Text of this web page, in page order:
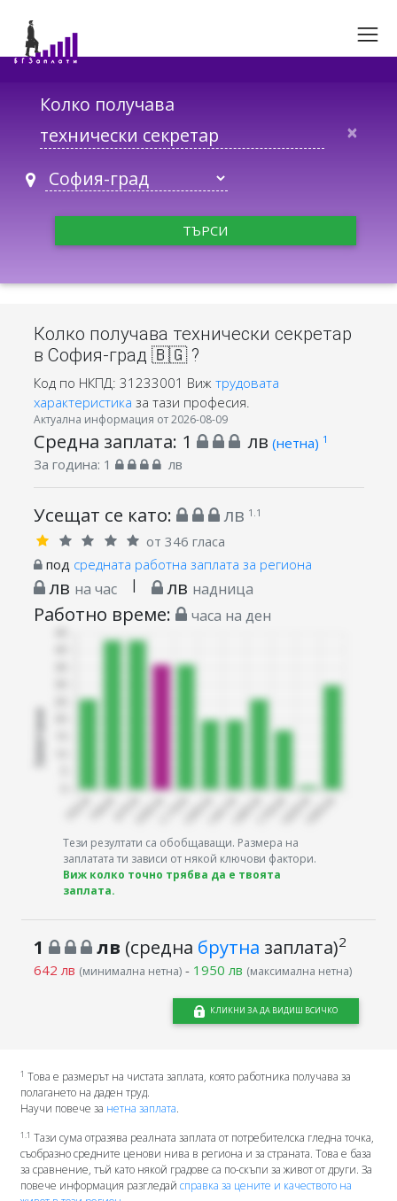
Колко получава
×
ТЪРСИ
Колко получава технически секретар
в София-град 🇧🇬 ?
Код по НКПД: 31233001 Виж трудовата
характеристика за тази професия.
Актуална информация от 2026-08-09
Средна заплата: 1 лв (нетна) 1
За година: 1 лв
Усещат се като: лв 1.1
от 346 гласа
под средната работна заплата за региона
лв на час | лв надница
Работно време: часа на ден
Тези резултати са обобщаващи. Размера на
заплатата ти зависи от някой ключови фактори.
Виж колко точно трябва да е твоята
заплата.
1 лв (средна брутна заплата)2
642 лв (минимална нетна)- 1950 лв (максимална нетна)
КЛИКНИ ЗА ДА ВИДИШ ВСИЧКО
1 Това е размерът на чистата заплата, която работника получава за
полагането на даден труд.
Научи повече за нетна заплата.
1.1 Тази сума отразява реалната заплата от потребителска гледна точка,
съобразно средните ценови нива в региона и за страната. Това е база
за сравнение, тъй като някой градове са по-скъпи за живот от други. За
повече информация разгледай справка за цените и качеството на